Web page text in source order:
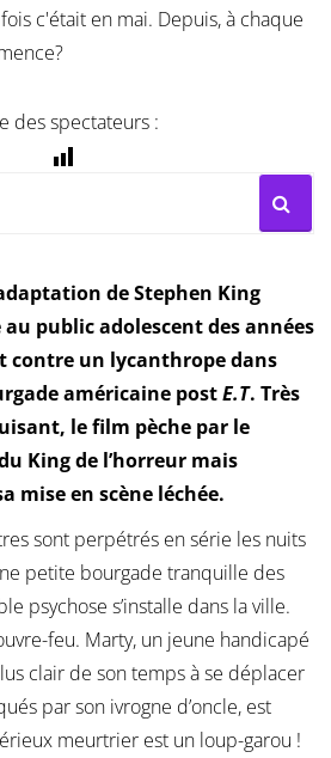
c'était en mai. Depuis, à chaque
des spectateurs :
de Stephen King
public adolescent des années
contre un lycanthrope dans
américaine postE.T. Très
le film pèche par le
King de l’horreur mais
mise en scène léchée.
sont perpétrés en série les nuits
petite bourgade tranquille des
psychose s’installe dans la ville.
feu. Marty, un jeune handicapé
clair de son temps à se déplacer
par son ivrogne d’oncle, est
meurtrier est un loup-garou !